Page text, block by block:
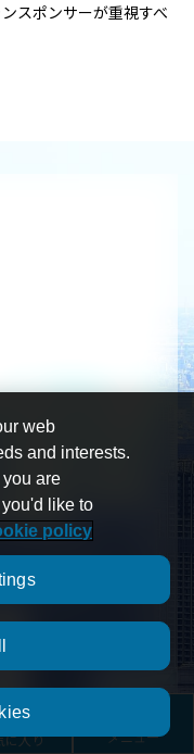
に入り メニュー
スポンサーが重視すべ
て（実質親会社）
）
web
and interests.
are
like to
policy